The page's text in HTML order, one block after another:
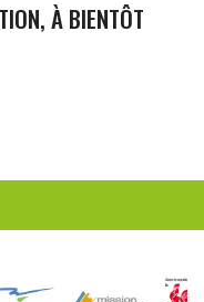
À BIENTÔT